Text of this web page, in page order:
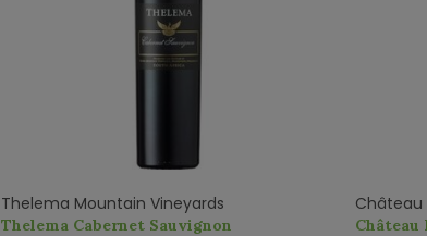
Thelema Mountain Vineyards
Thelema Cabernet Sauvignon
Château